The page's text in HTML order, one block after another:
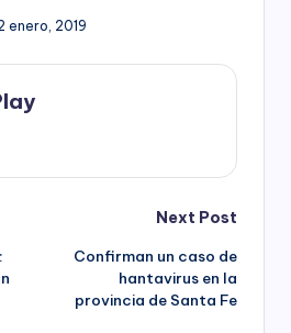
enero, 2019
Next Post
Confirman un caso de
hantavirus en la
provincia de Santa Fe